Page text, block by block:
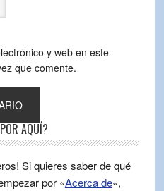
y web en este
que comente.
AQUÍ?
Si quieres saber de qué
por «Acerca de«,